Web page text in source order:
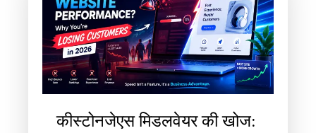
कीस्टोनजेएस मिडलवेयर की खोज: